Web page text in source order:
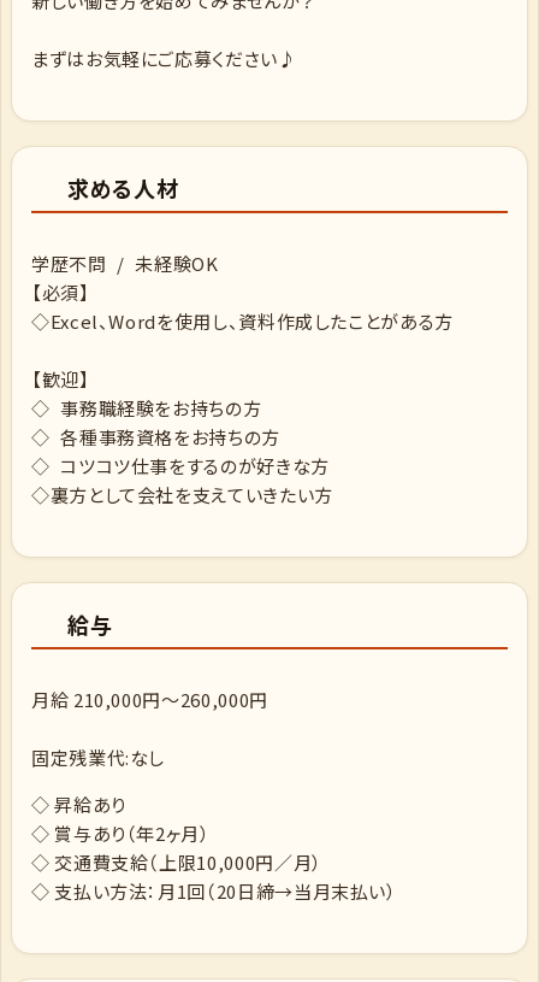
まずはお気軽にご応募ください♪
求める人材
学歴不問 / 未経験OK
【必須】
◇Excel、Wordを使用し、資料作成したことがある方
【歓迎】
◇ 事務職経験をお持ちの方
◇ 各種事務資格をお持ちの方
◇ コツコツ仕事をするのが好きな方
◇裏方として会社を支えていきたい方
給与
月給 210,000円～260,000円
固定残業代:なし
◇ 昇給あり
◇ 賞与あり（年2ヶ月）
◇ 交通費支給（上限10,000円／月）
◇ 支払い方法：月1回（20日締→当月末払い）